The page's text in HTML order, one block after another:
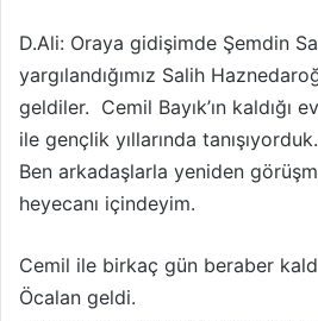
D.Ali: Oraya gidişimde Şemdin
yargılandığımız Salih
geldiler. Cemil Bayık’ın kaldığı
ile gençlik yıllarında tanışıyorduk.
Ben arkadaşlarla yeniden
heyecanı içindeyim.
Cemil ile birkaç gün beraber
Öcalan geldi.